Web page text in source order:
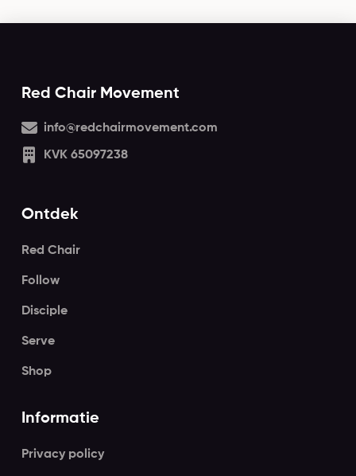
Red Chair Movement
info@redchairmovement.com
KVK 65097238
Ontdek
Red Chair
Follow
Disciple
Serve
Shop
Informatie
Privacy policy